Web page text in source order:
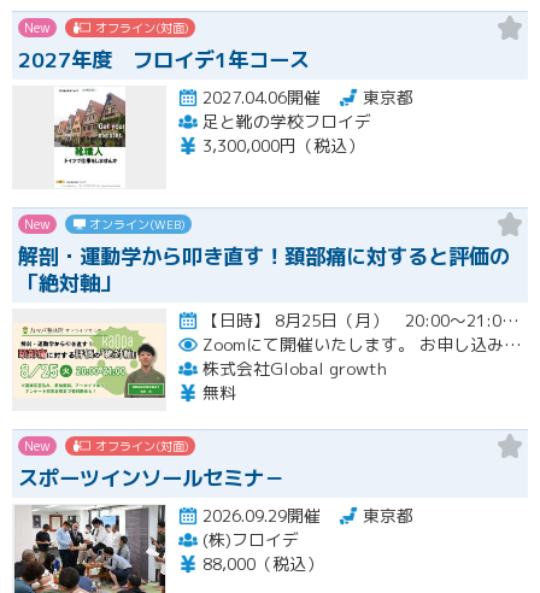
New オフライン(対面)
2027年度 フロイデ1年コース
2027.04.06開催
東京都
足と靴の学校フロイデ
3,300,000円（税込）
New オンライン(WEB)
解剖・運動学から叩き直す！頚部痛に対すると評価の
「絶対軸」
【日時】 8月25日（月） 20:00〜21:00 （質疑応答込み）開催
Zoomにて開催いたします。
お申し込み者様には開催当日にZoomのリンクをお送りいたします。
株式会社Global growth
無料
New オフライン(対面)
スポーツインソールセミナ－
2026.09.29開催
東京都
(株)フロイデ
88,000（税込）